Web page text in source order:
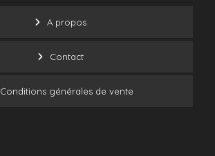
A propos
Contact
Conditions générales de vente